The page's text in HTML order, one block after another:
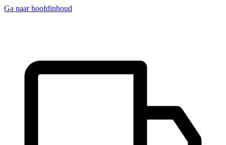
Ga naar hoofdinhoud